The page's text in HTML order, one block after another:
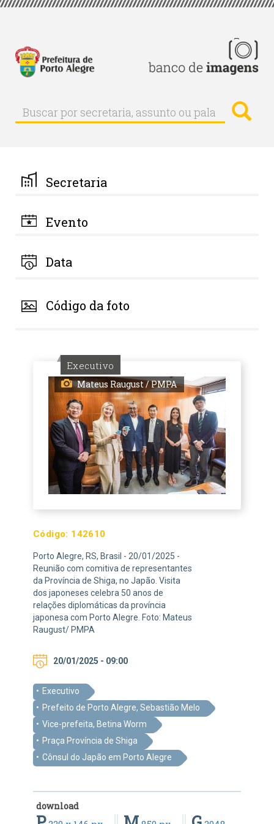
Pular
principal
Buscar
Buscar
por
palavra-
chave
Secretaria
Evento
Data
Código da foto
Executivo
Mateus Raugust / PMPA
Código: 142610
Porto Alegre, RS, Brasil - 20/01/2025 -
Reunião com comitiva de representantes
da Província de Shiga, no Japão. Visita
dos japoneses celebra 50 anos de
relações diplomáticas da província
japonesa com Porto Alegre. Foto: Mateus
Raugust/ PMPA
20/01/2025 - 09:00
Executivo
Prefeito de Porto Alegre, Sebastião Melo
Vice-prefeita, Betina Worm
Praça Província de Shiga
Cônsul do Japão em Porto Alegre
download